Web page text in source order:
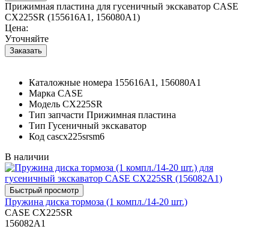
Прижимная пластина для гусеничный экскаватор CASE
CX225SR (155616A1, 156080A1)
Цена:
Уточняйте
Каталожные номера 155616A1, 156080A1
Марка CASE
Модель CX225SR
Тип запчасти Прижимная пластина
Тип Гусеничный экскаватор
Код cascx225srsm6
В наличии
Пружина диска тормоза (1 компл./14-20 шт.)
CASE CX225SR
156082A1